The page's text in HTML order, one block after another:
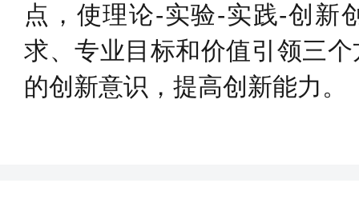
点，使理论-实验-实践-创新
求、专业目标和价值引领三
的创新意识，提高创新能力。